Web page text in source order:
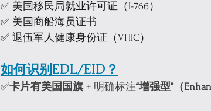
✅ 美国移民局就业许可证（I-766）
✅ 美国商船海员证书
✅ 退伍军人健康身份证（VHIC）
如何识别EDL/EID？
✅卡片有美国国旗 + 明确标注“增强型”（